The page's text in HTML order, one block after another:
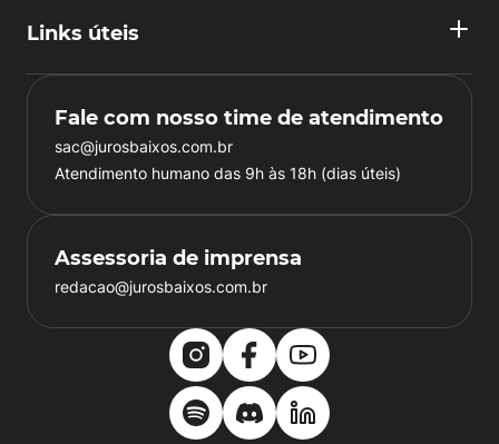
Links úteis
Fale com nosso time de atendimento
sac@jurosbaixos.com.br
Atendimento humano das 9h às 18h (dias úteis)
Assessoria de imprensa
redacao@jurosbaixos.com.br